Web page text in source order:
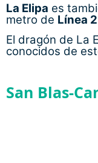
La Elipa es
metro de Línea 2
El dragón de La
conocidos de
San Blas-